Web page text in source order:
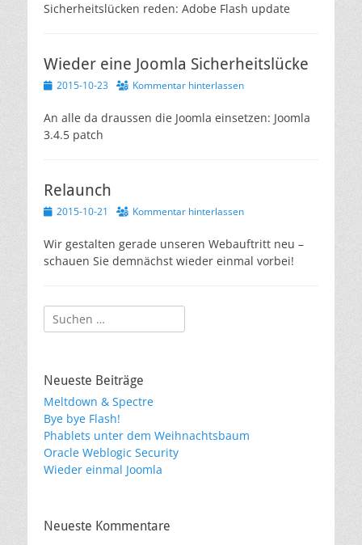
Sicherheitslücken reden: Adobe Flash update
Wieder eine Joomla Sicherheitslücke
Veröffentlicht
2015-10-23 Kommentar hinterlassen
An alle da draussen die Joomla einsetzen: Joomla
3.4.5 patch
Relaunch
Veröffentlicht
2015-10-21 Kommentar hinterlassen
Wir gestalten gerade unseren Webauftritt neu –
schauen Sie demnächst wieder einmal vorbei!
Suchen
nach:
Neueste Beiträge
Meltdown & Spectre
Bye bye Flash!
Phablets unter dem Weihnachtsbaum
Oracle Weblogic Security
Wieder einmal Joomla
Neueste Kommentare